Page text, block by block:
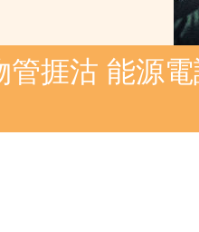
管捱沽 能源